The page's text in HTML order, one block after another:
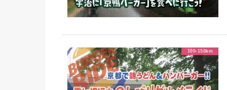
100-150km